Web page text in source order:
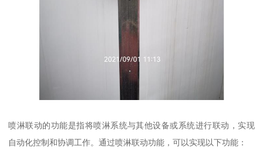
喷淋联动的功能是指将喷淋系统与其他设备或系统进行联动，实现
自动化控制和协调工作。通过喷淋联动功能，可以实现以下功能：